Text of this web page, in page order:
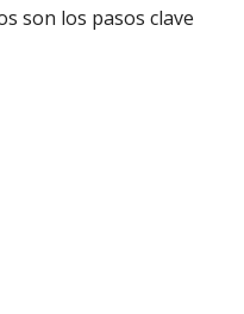
son los pasos clave